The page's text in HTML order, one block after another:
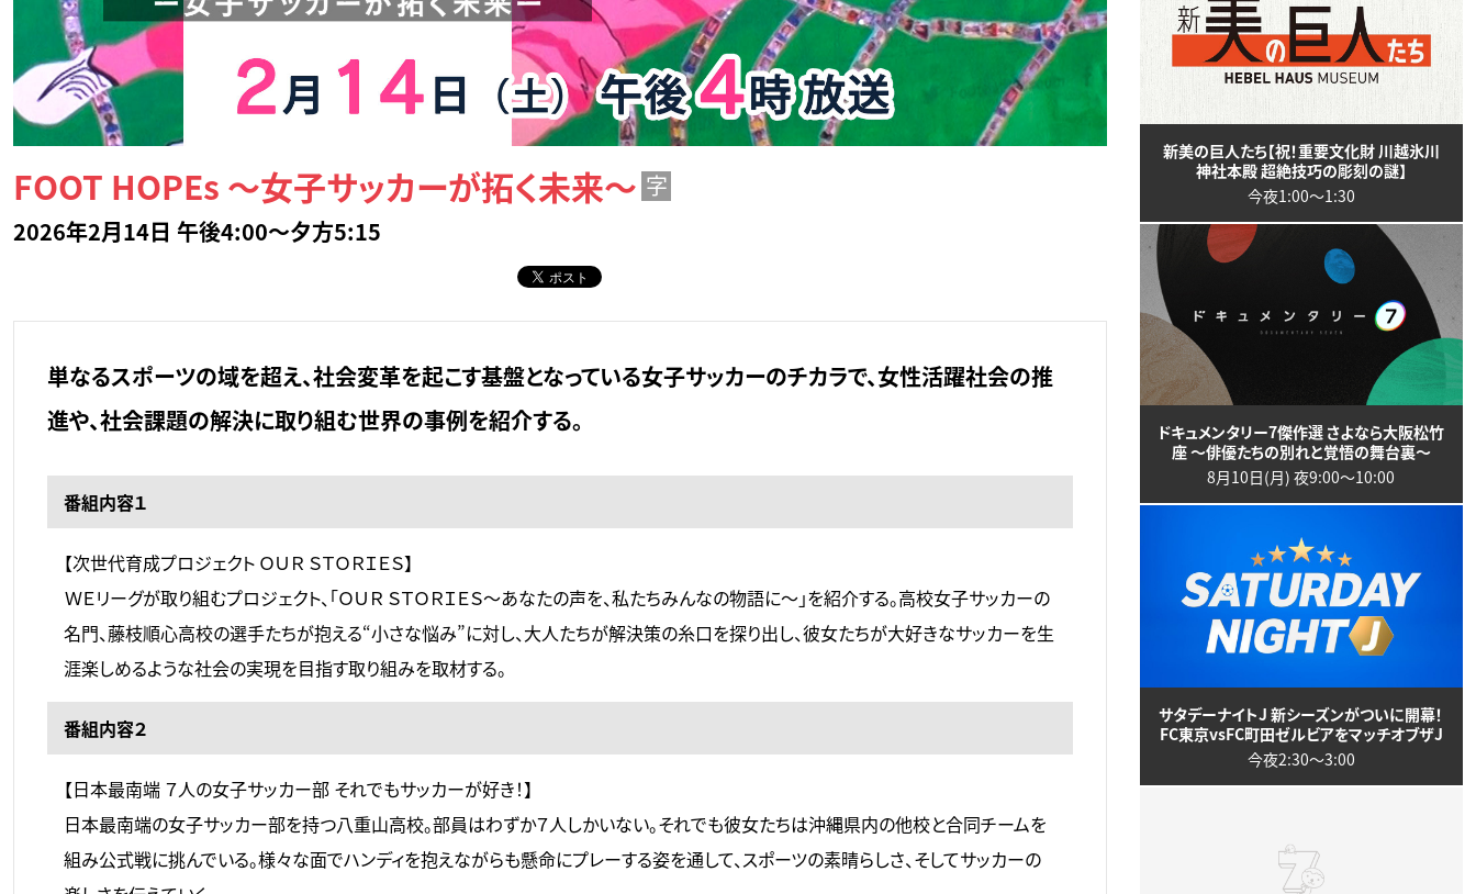
FOOT HOPEs ～女子サッカーが拓く未来～ 字
2026年2月14日 午後4:00～夕方5:15
単なるスポーツの域を超え、社会変革を起こす基盤となっている女子サッカーのチカラで、女性活躍社会の推
進や、社会課題の解決に取り組む世界の事例を紹介する。
番組内容１
【次世代育成プロジェクト ＯＵＲ ＳＴＯＲＩＥＳ】
ＷＥリーグが取り組むプロジェクト、「ＯＵＲ ＳＴＯＲＩＥＳ～あなたの声を、私たちみんなの物語に～」を紹介する。高校女子サッカーの
名門、藤枝順心高校の選手たちが抱える“小さな悩み”に対し、大人たちが解決策の糸口を探り出し、彼女たちが大好きなサッカーを生
涯楽しめるような社会の実現を目指す取り組みを取材する。
番組内容２
【日本最南端 ７人の女子サッカー部 それでもサッカーが好き！】
日本最南端の女子サッカー部を持つ八重山高校。部員はわずか７人しかいない。それでも彼女たちは沖縄県内の他校と合同チームを
組み公式戦に挑んでいる。様々な面でハンディを抱えながらも懸命にプレーする姿を通して、スポーツの素晴らしさ、そしてサッカーの
新美の巨人たち【祝！重要文化財 川越氷川
神社本殿 超絶技巧の彫刻の謎】
今夜1:00〜1:30
ドキュメンタリー7傑作選 さよなら大阪松竹
座 ～俳優たちの別れと覚悟の舞台裏～
8月10日(月) 夜9:00〜10:00
サタデーナイトJ 新シーズンがついに開幕！
FC東京vsFC町田ゼルビアをマッチオブザJ
今夜2:30〜3:00